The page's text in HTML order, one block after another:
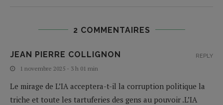
2 COMMENTAIRES
JEAN PIERRE COLLIGNON
1 novembre 2025 - 3 h 01 min
Le mirage de L’IA acceptera-t-il la corruption politique la
triche et toute les tartuferies des gens au pouvoir .L’IA
REPLY